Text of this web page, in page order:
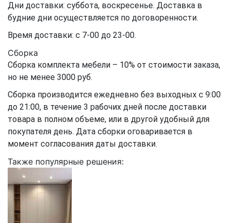
Дни доставки: суббота, воскресенье. Доставка в
будние дни осуществляется по договоренности.
Время доставки: с 7-00 до 23-00.
Сборка
Сборка комплекта мебели – 10% от стоимости заказа,
но не менее 3000 руб.
Сборка производится ежедневно без выходных с 9:00
до 21:00, в течение 3 рабочих дней после доставки
товара в полном объеме, или в другой удобный для
покупателя день. Дата сборки оговаривается в
момент согласования даты доставки.
Также популярные решения: